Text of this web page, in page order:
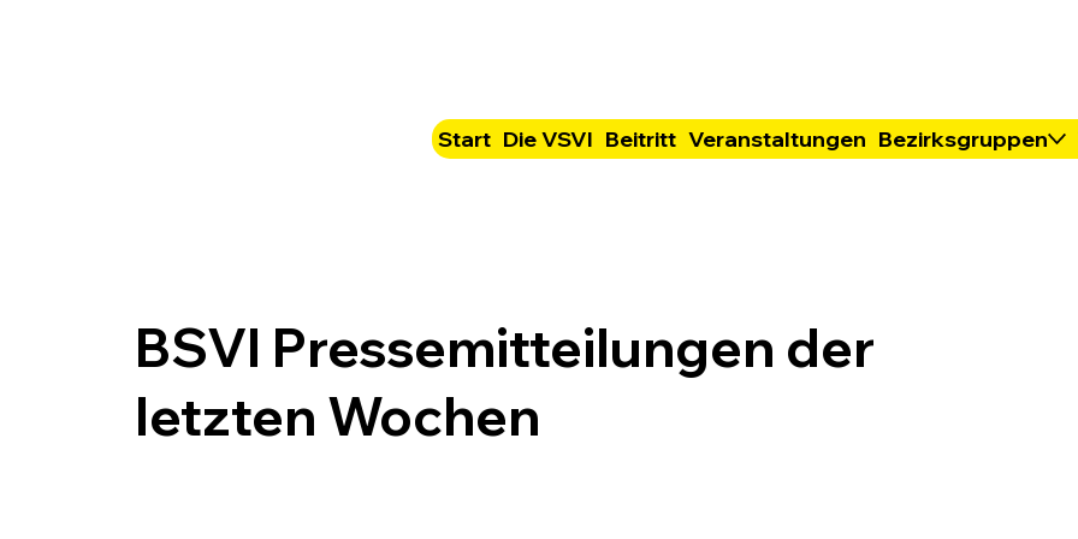
Start Die VSVI Beitritt Veranstaltungen Bezirksgruppen
BSVI Pressemitteilungen der
letzten Wochen